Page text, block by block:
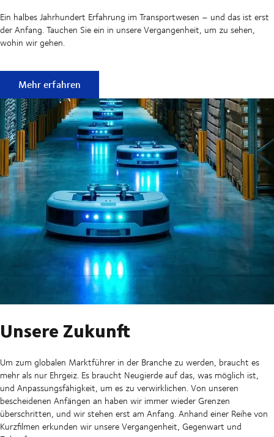
Ein halbes Jahrhundert Erfahrung im Transportwesen – und das ist erst
der Anfang. Tauchen Sie ein in unsere Vergangenheit, um zu sehen,
wohin wir gehen.
Unsere Geschichte
Mehr erfahren
Unsere Zukunft
Um zum globalen Marktführer in der Branche zu werden, braucht es
mehr als nur Ehrgeiz. Es braucht Neugierde auf das, was möglich ist,
und Anpassungsfähigkeit, um es zu verwirklichen. Von unseren
bescheidenen Anfängen an haben wir immer wieder Grenzen
überschritten, und wir stehen erst am Anfang. Anhand einer Reihe von
Kurzfilmen erkunden wir unsere Vergangenheit, Gegenwart und